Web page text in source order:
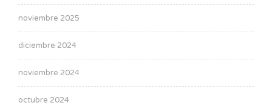
noviembre 2025
diciembre 2024
noviembre 2024
octubre 2024